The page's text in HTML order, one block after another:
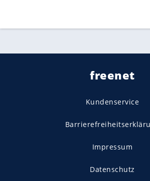
freenet
Kundenservice
Impressum
Datenschutz